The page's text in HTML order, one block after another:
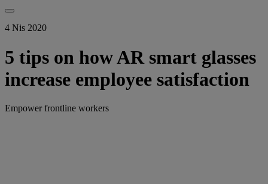
4 Nis 2020
5 tips on how AR smart glasses
increase employee satisfaction
Empower frontline workers